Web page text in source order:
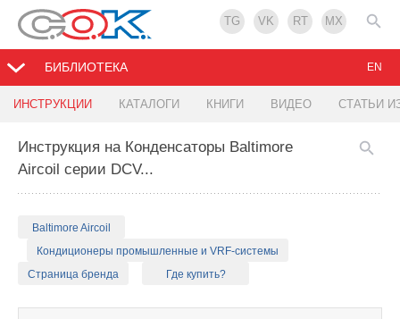
TG VK RT MX
БИБЛИОТЕКА
ИНСТРУКЦИИ КАТАЛОГИ КНИГИ ВИДЕО СТАТЬИ
EN
Инструкция на Конденсаторы Baltimore
Aircoil серии DCV...
Baltimore Aircoil
Кондиционеры промышленные и VRF-системы
Страница бренда
Где купить?